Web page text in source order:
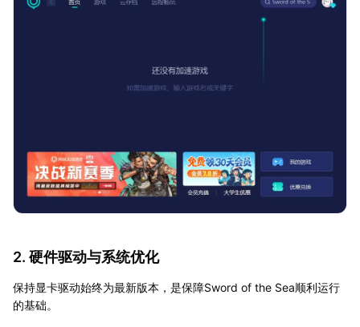
2. 硬件驱动与系统优化
保持显卡驱动始终为最新版本，是保障Sword of the Sea顺利运行
的基础。